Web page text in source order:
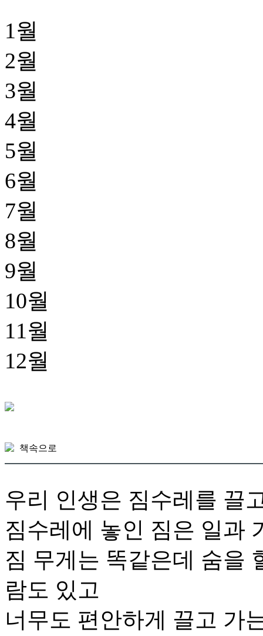
1월
2월
3월
4월
5월
6월
7월
8월
9월
10월
11월
12월
책속으로
우리 인생은 짐수레를 끌
짐수레에 놓인 짐은 일과
짐 무게는 똑같은데 숨을
람도 있고
너무도 편안하게 끌고 가